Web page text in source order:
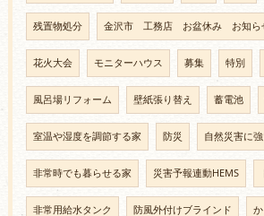
残置物処分 金沢市 工務店 お盆休み お知ら
花火大会 モニターハウス 募集 特別
風呂場リフォーム 壁紙張り替え 蓄電池
室温や湿度を調節する家 防災 自然災害に
非常時でも暮らせる家 災害予報連動HEMS
非常用給水タンク 防風外付けブラインド